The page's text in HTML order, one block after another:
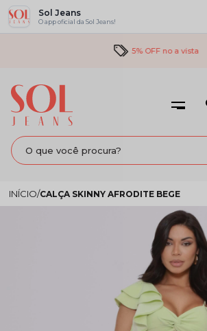
Sol Jeans
O app oficial da Sol Jeans!
5% OFF no a vista
CALÇA SKINNY AFRODITE BEGE